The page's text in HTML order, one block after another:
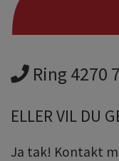
Ring 4270
ELLER VIL DU
Ja tak! Kontakt